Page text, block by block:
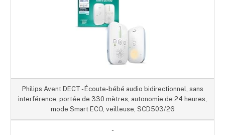
Philips Avent DECT - Écoute-bébé audio bidirectionnel, sans
interférence, portée de 330 mètres, autonomie de 24 heures,
mode Smart ECO, veilleuse, SCD503/26
-